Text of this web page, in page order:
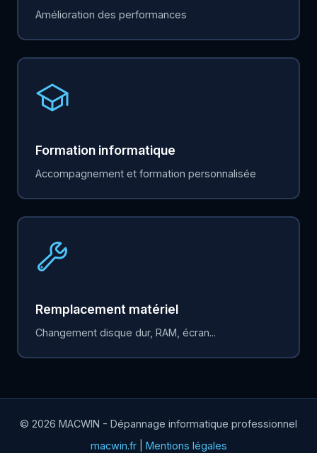
Amélioration des performances
Formation informatique
Accompagnement et formation personnalisée
Remplacement matériel
Changement disque dur, RAM, écran...
© 2026 MACWIN - Dépannage informatique professionnel
macwin.fr| Mentions légales